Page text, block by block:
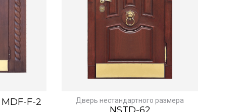
MDF-F-2 Дверь нестандартного размера